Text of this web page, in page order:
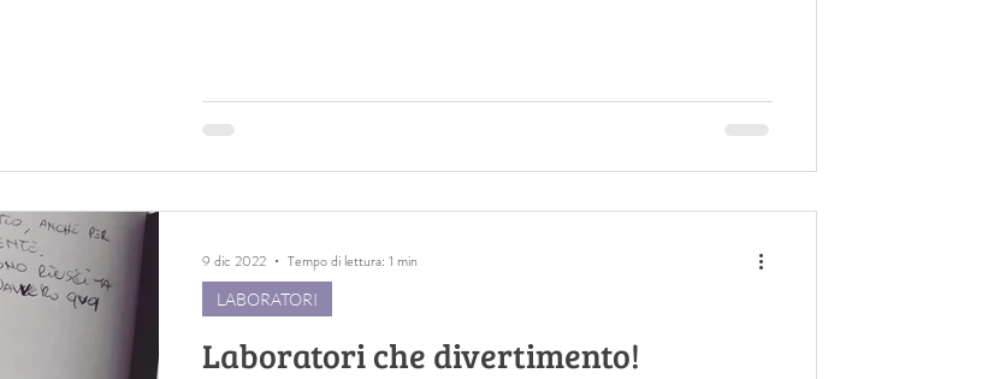
Laboratori che divertimento!
LABORATORI
9 dic 2022 Tempo di lettura: 1 min